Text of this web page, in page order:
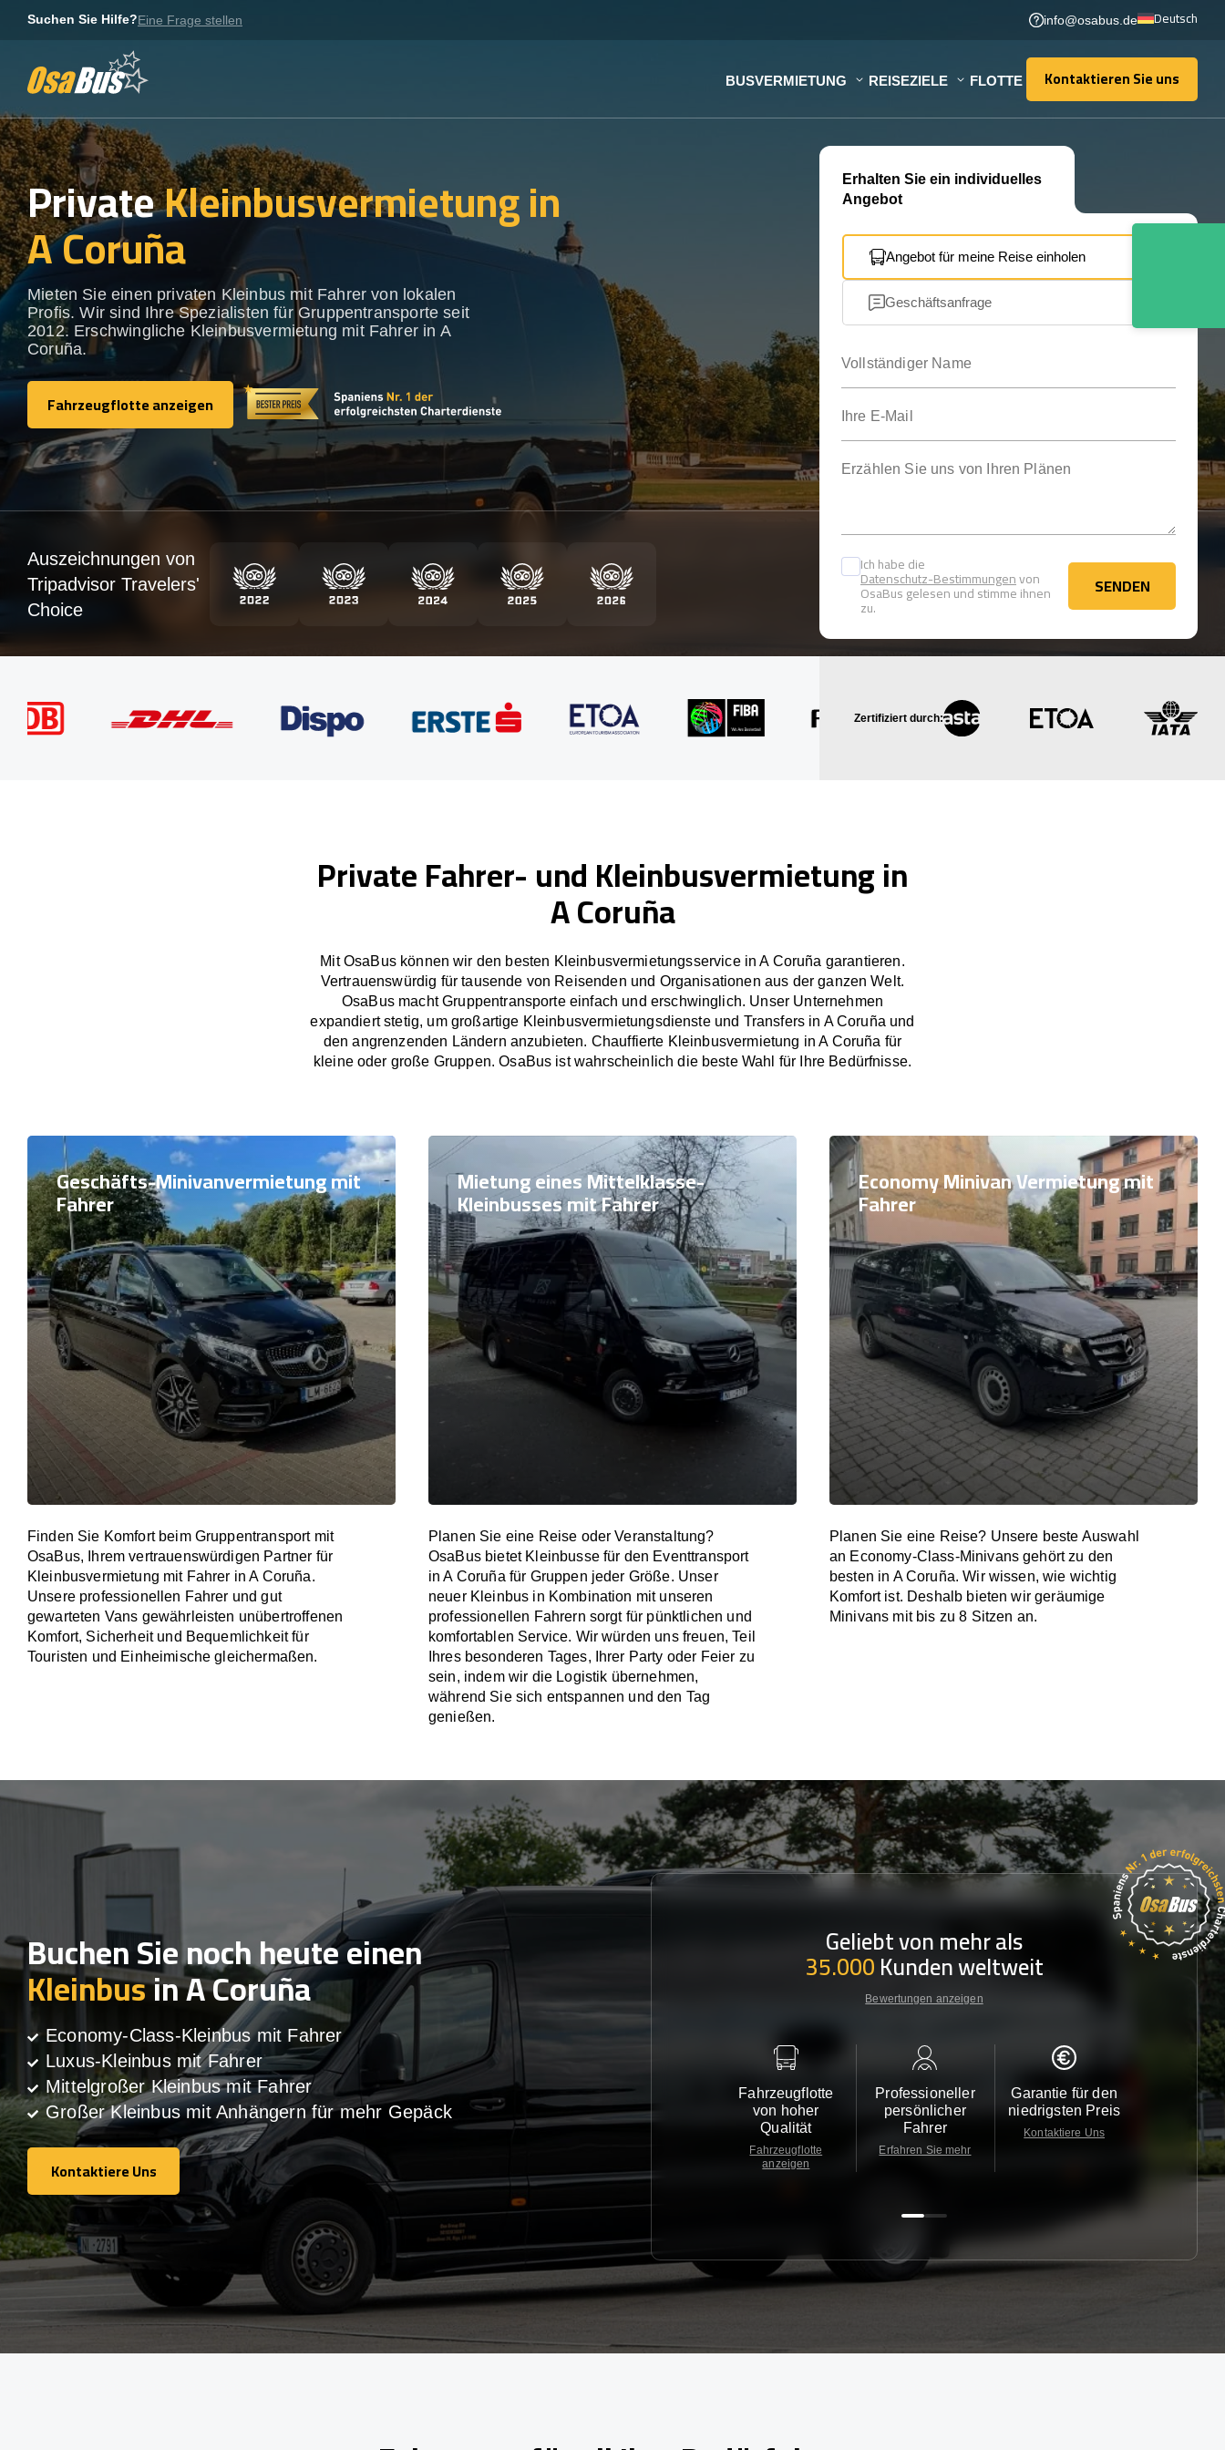
Suchen Sie Hilfe?Eine Frage stellen info@osabus.de Deutsch
BUSVERMIETUNG REISEZIELE FLOTTE Kontaktieren Sie uns
Kontaktieren Sie uns
PrivateKleinbusvermietung in
A Coruña
Mieten Sie einen privaten Kleinbus mit Fahrer von lokalen
Profis. Wir sind Ihre Spezialisten für Gruppentransporte seit
2012. Erschwingliche Kleinbusvermietung mit Fahrer in A
Coruña.
Fahrzeugflotte anzeigen
Fahrzeugflotte anzeigen
Erhalten Sie ein individuelles
Angebot
Angebot für meine Reise einholen
Geschäftsanfrage
Ich habe die
Datenschutz-Bestimmungenvon
OsaBus gelesen und stimme ihnen
zu.
SENDEN
SENDEN
Auszeichnungen von
Tripadvisor Travelers'
Choice
Zertifiziert durch:
Private Fahrer- und Kleinbusvermietung in
A Coruña
Mit OsaBus können wir den besten Kleinbusvermietungsservice in A Coruña garantieren.
Vertrauenswürdig für tausende von Reisenden und Organisationen aus der ganzen Welt.
OsaBus macht Gruppentransporte einfach und erschwinglich. Unser Unternehmen
expandiert stetig, um großartige Kleinbusvermietungsdienste und Transfers in A Coruña und
den angrenzenden Ländern anzubieten. Chauffierte Kleinbusvermietung in A Coruña für
kleine oder große Gruppen. OsaBus ist wahrscheinlich die beste Wahl für Ihre Bedürfnisse.
Geschäfts-Minivanvermietung mit
Fahrer
Finden Sie Komfort beim Gruppentransport mit
OsaBus, Ihrem vertrauenswürdigen Partner für
Kleinbusvermietung mit Fahrer in A Coruña.
Unsere professionellen Fahrer und gut
gewarteten Vans gewährleisten unübertroffenen
Komfort, Sicherheit und Bequemlichkeit für
Touristen und Einheimische gleichermaßen.
Mietung eines Mittelklasse-
Kleinbusses mit Fahrer
Planen Sie eine Reise oder Veranstaltung?
OsaBus bietet Kleinbusse für den Eventtransport
in A Coruña für Gruppen jeder Größe. Unser
neuer Kleinbus in Kombination mit unseren
professionellen Fahrern sorgt für pünktlichen und
komfortablen Service. Wir würden uns freuen, Teil
Ihres besonderen Tages, Ihrer Party oder Feier zu
sein, indem wir die Logistik übernehmen,
während Sie sich entspannen und den Tag
genießen.
Economy Minivan Vermietung mit
Fahrer
Planen Sie eine Reise? Unsere beste Auswahl
an Economy-Class-Minivans gehört zu den
besten in A Coruña. Wir wissen, wie wichtig
Komfort ist. Deshalb bieten wir geräumige
Minivans mit bis zu 8 Sitzen an.
Buchen Sie noch heute einen
Kleinbusin A Coruña
Economy-Class-Kleinbus mit Fahrer
Luxus-Kleinbus mit Fahrer
Mittelgroßer Kleinbus mit Fahrer
Großer Kleinbus mit Anhängern für mehr Gepäck
Kontaktiere Uns
Kontaktiere Uns
Geliebt von mehr als
35.000Kunden weltweit
Bewertungen anzeigen
Fahrzeugflotte
von hoher
Qualität
Fahrzeugflotte
anzeigen
Professioneller
persönlicher
Fahrer
Erfahren Sie mehr
Garantie für den
niedrigsten Preis
Kontaktiere Uns Kontaktiere